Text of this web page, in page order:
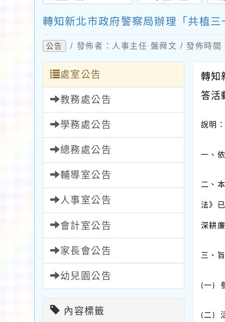
轉知新北市政府警察局辦理「共植
公告 / 發佈者：人事主任 盤舜文 / 發佈時
處室公告
教務處公告
學務處公告
總務處公告
輔導室公告
人事室公告
會計室公告
家長會公告
幼兒園公告
內容標籤
轉知
答活
說明
一、
二、
法》
深耕
三、
(一)
( 二 )